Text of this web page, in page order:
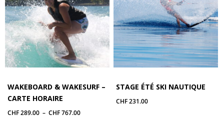
WAKEBOARD & WAKESURF –
CARTE HORAIRE
CHF289.00 – CHF767.00Plage
STAGE ÉTÉ SKI NAUTIQUE
CHF231.00